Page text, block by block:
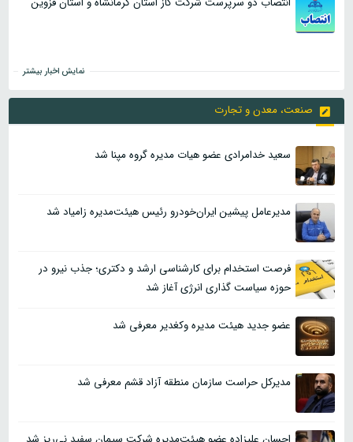
نمایش اخبار بیشتر
صنعت، معدن و تجارت
سعید خدامرادی عضو هیات مدیره گروه مپنا شد
مدیرعامل پیشین ایران‌خودرو رئیس هیئت‌مدیره زامیاد شد
فرصت استخدام برای کارشناسی ارشد و دکتری؛ جذب نیرو در
حوزه سیاست گذاری انرژی آغاز شد
عضو جدید هیئت مدیره وکغدیر معرفی شد
مدیرکل حراست سازمان منطقه آزاد قشم معرفی شد